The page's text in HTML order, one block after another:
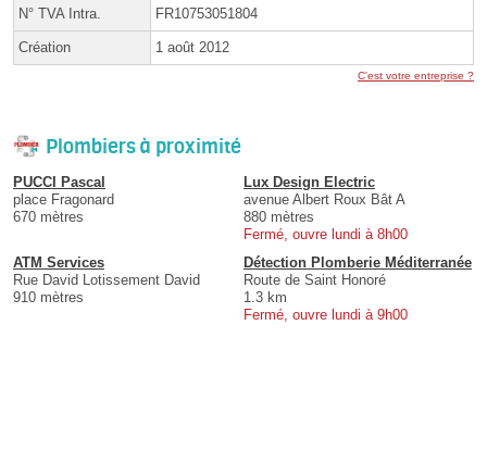
N° TVA Intra. FR10753051804
Création 1 août 2012
C'est votre entreprise ?
Plombiers à proximité
PUCCI Pascal
place Fragonard
670 mètres
Lux Design Electric
avenue Albert Roux Bât A
880 mètres
Fermé, ouvre lundi à 8h00
ATM Services
Rue David Lotissement David
910 mètres
Détection Plomberie Méditerranée
Route de Saint Honoré
1.3 km
Fermé, ouvre lundi à 9h00